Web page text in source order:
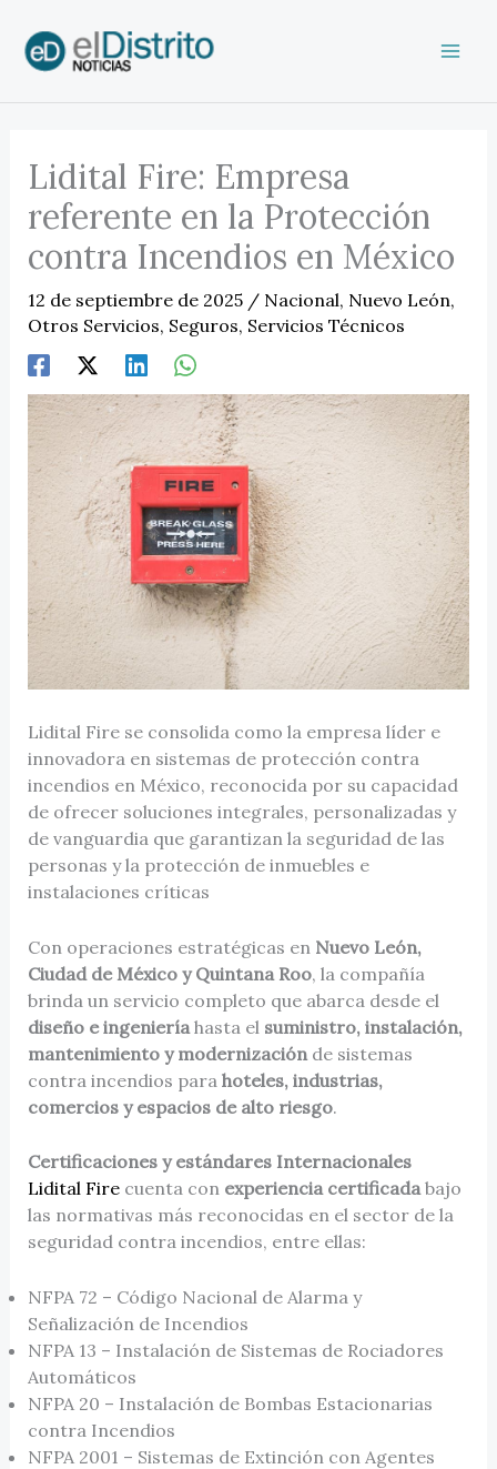
contenido
Lidital Fire: Empresa
referente en la Protección
contra Incendios en México
12 de septiembre de 2025 / Nacional, Nuevo León,
Otros Servicios, Seguros, Servicios Técnicos
Lidital Fire se consolida como la empresa líder e
innovadora en sistemas de protección contra
incendios en México, reconocida por su capacidad
de ofrecer soluciones integrales, personalizadas y
de vanguardia que garantizan la seguridad de las
personas y la protección de inmuebles e
instalaciones críticas
Con operaciones estratégicas en Nuevo León,
Ciudad de México y Quintana Roo, la compañía
brinda un servicio completo que abarca desde el
diseño e ingenieríahasta el suministro, instalación,
mantenimiento y modernizaciónde sistemas
contra incendios para hoteles, industrias,
comercios y espacios de alto riesgo.
Certificaciones y estándares Internacionales
Lidital Firecuenta con experiencia certificadabajo
las normativas más reconocidas en el sector de la
seguridad contra incendios, entre ellas:
NFPA 72 – Código Nacional de Alarma y
Señalización de Incendios
NFPA 13 – Instalación de Sistemas de Rociadores
Automáticos
NFPA 20 – Instalación de Bombas Estacionarias
contra Incendios
NFPA 2001 – Sistemas de Extinción con Agentes